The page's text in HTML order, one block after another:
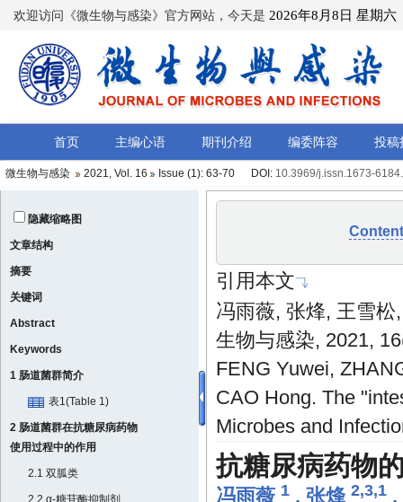
微生物与感染 2021, Vol. 16 Issue (1): 63-70 DOI: 10.3969/j.issn.1673-
隐藏缩略图
文章结构
摘要
关键词
Abstract
Keywords
1 肠道菌群简介
表1(Table 1)
2 肠道菌群在抗糖尿病药物
使用过程中的作用
2.1 双胍类
2.2 α-糖苷酶抑制剂
引用本文
冯雨薇, 张烽, 王雪松
生物与感染, 2021,
FENG Yuwei,
CAO Hong. The
Microbes and
抗糖尿病药物
冯雨薇 1 , 张烽 2,3,1 ,